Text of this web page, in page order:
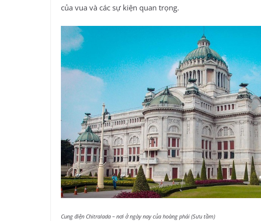
của vua và các sự kiện quan trọng.
Cung điện Chitralada – nơi ở ngày nay của hoàng phái (Sưu tầm)